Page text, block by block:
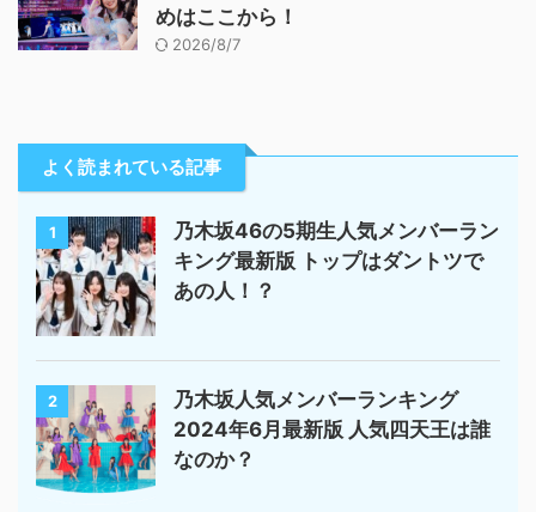
めはここから！
2026/8/7
よく読まれている記事
1
乃木坂46の5期生人気メンバーラン
キング最新版 トップはダントツで
あの人！？
2
乃木坂人気メンバーランキング
2024年6月最新版 人気四天王は誰
なのか？